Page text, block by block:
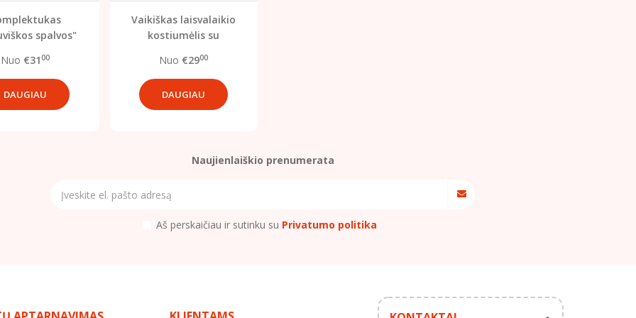
spalvos"
Nuo €3100
DAUGIAU
Vaikiškas laisvalaikio
kostiumėlis su
voras“
Nuo €2900
DAUGIAU
Naujienlaiškio prenumerata
Aš perskaičiau ir sutinku su Privatumo politika